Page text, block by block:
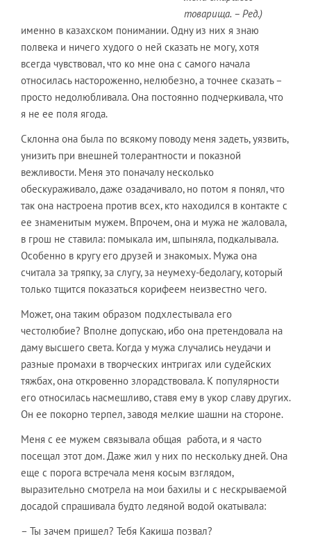
товарища. – Ред.)
именно в казахском понимании. Одну из них я знаю
полвека и ничего худого о ней сказать не могу, хотя
всегда чувствовал, что ко мне она с самого начала
относилась настороженно, нелюбезно, а точнее сказать –
просто недолюбливала. Она постоянно подчеркивала, что
я не ее поля ягода.
Склонна она была по всякому поводу меня задеть, уязвить,
унизить при внешней толерантности и показной
вежливости. Меня это поначалу несколько
обескураживало, даже озадачивало, но потом я понял, что
так она настроена против всех, кто находился в контакте с
ее знаменитым мужем. Впрочем, она и мужа не жаловала,
в грош не ставила: помыкала им, шпыняла, подкалывала.
Особенно в кругу его друзей и знакомых. Мужа она
считала за тряпку, за слугу, за неумеху-бедолагу, который
только тщится показаться корифеем неизвестно чего.
Может, она таким образом подхлестывала его
честолюбие? Вполне допускаю, ибо она претендовала на
даму высшего света. Когда у мужа случались неудачи и
разные промахи в творческих интригах или судейских
тяжбах, она откровенно злорадствовала. К популярности
его относилась насмешливо, ставя ему в укор славу других.
Он ее покорно терпел, заводя мелкие шашни на стороне.
Меня с ее мужем связывала общая работа, и я часто
посещал этот дом. Даже жил у них по нескольку дней. Она
еще с порога встречала меня косым взглядом,
выразительно смотрела на мои бахилы и с нескрываемой
досадой спрашивала будто ледяной водой окатывала:
– Ты зачем пришел? Тебя Какиша позвал?